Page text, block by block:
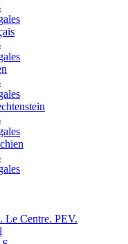
Le Centre. PEV.